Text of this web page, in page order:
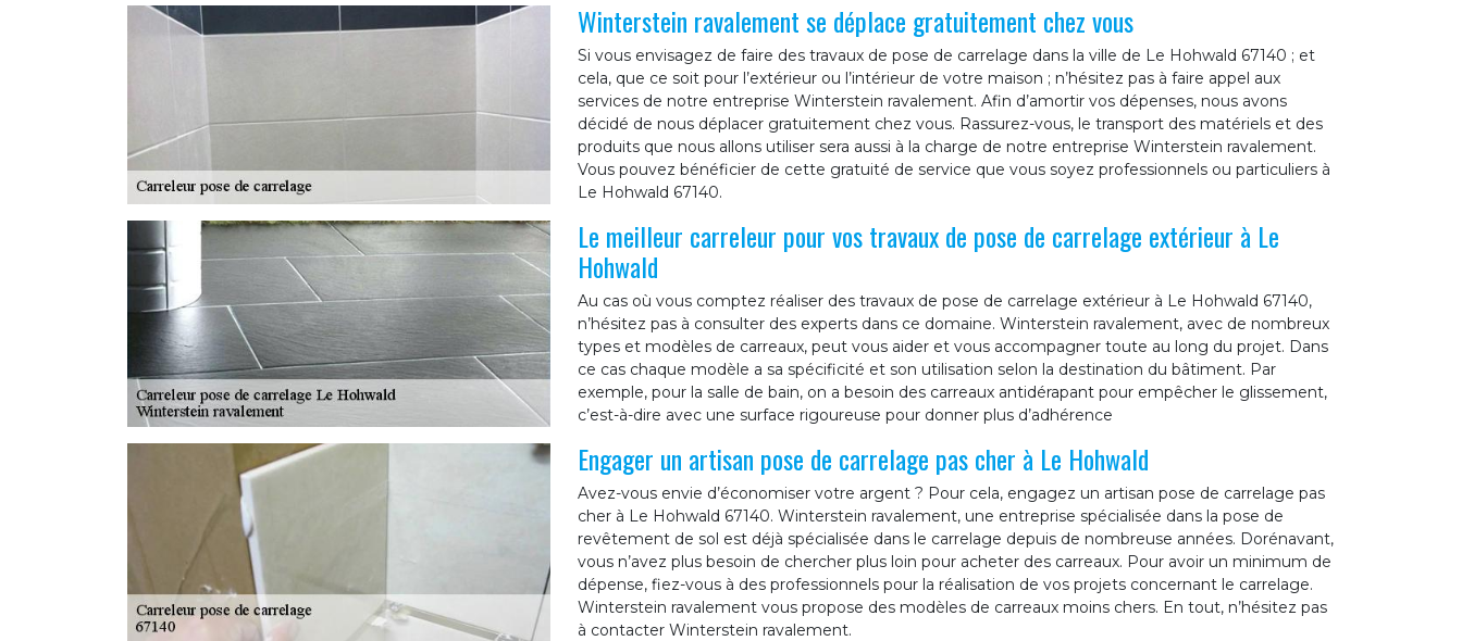
Winterstein ravalement se déplace gratuitement chez vous
Si vous envisagez de faire des travaux de pose de carrelage dans la ville de Le Hohwald 67140 ; et
cela, que ce soit pour l’extérieur ou l’intérieur de votre maison ; n’hésitez pas à faire appel aux
services de notre entreprise Winterstein ravalement. Afin d’amortir vos dépenses, nous avons
décidé de nous déplacer gratuitement chez vous. Rassurez-vous, le transport des matériels et des
produits que nous allons utiliser sera aussi à la charge de notre entreprise Winterstein ravalement.
Vous pouvez bénéficier de cette gratuité de service que vous soyez professionnels ou particuliers à
Le Hohwald 67140.
Le meilleur carreleur pour vos travaux de pose de carrelage extérieur à Le
Hohwald
Au cas où vous comptez réaliser des travaux de pose de carrelage extérieur à Le Hohwald 67140,
n’hésitez pas à consulter des experts dans ce domaine. Winterstein ravalement, avec de nombreux
types et modèles de carreaux, peut vous aider et vous accompagner toute au long du projet. Dans
ce cas chaque modèle a sa spécificité et son utilisation selon la destination du bâtiment. Par
exemple, pour la salle de bain, on a besoin des carreaux antidérapant pour empêcher le glissement,
c’est-à-dire avec une surface rigoureuse pour donner plus d’adhérence
Engager un artisan pose de carrelage pas cher à Le Hohwald
Avez-vous envie d’économiser votre argent ? Pour cela, engagez un artisan pose de carrelage pas
cher à Le Hohwald 67140. Winterstein ravalement, une entreprise spécialisée dans la pose de
revêtement de sol est déjà spécialisée dans le carrelage depuis de nombreuse années. Dorénavant,
vous n’avez plus besoin de chercher plus loin pour acheter des carreaux. Pour avoir un minimum de
dépense, fiez-vous à des professionnels pour la réalisation de vos projets concernant le carrelage.
Winterstein ravalement vous propose des modèles de carreaux moins chers. En tout, n’hésitez pas
à contacter Winterstein ravalement.